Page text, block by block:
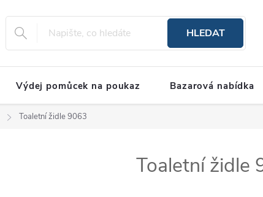
HLEDAT
Výdej pomůcek na poukaz Bazarová nabídka
Toaletní židle 9063
Toaletní židle